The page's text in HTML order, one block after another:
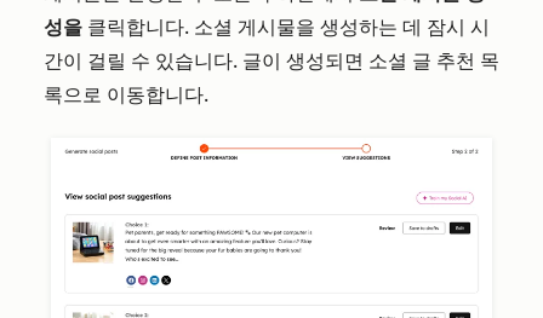
성을 클릭합니다. 소셜 게시물을 생성하는 데 잠시 시
간이 걸릴 수 있습니다. 글이 생성되면 소셜 글 추천 목
록으로 이동합니다.